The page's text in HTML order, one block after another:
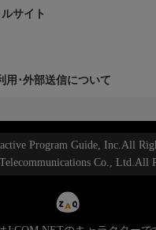
サイト
用･外部送信について
Program Guide, Inc.All
Co., Ltd.All